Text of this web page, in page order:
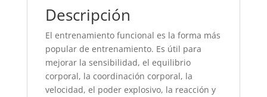
Descripción
El entrenamiento funcional es la forma más
popular de entrenamiento. Es útil para
mejorar la sensibilidad, el equilibrio
corporal, la coordinación corporal, la
velocidad, el poder explosivo, la reacción y